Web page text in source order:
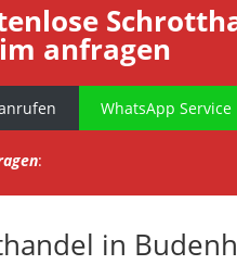
anfragen
WhatsApp Service
:
in